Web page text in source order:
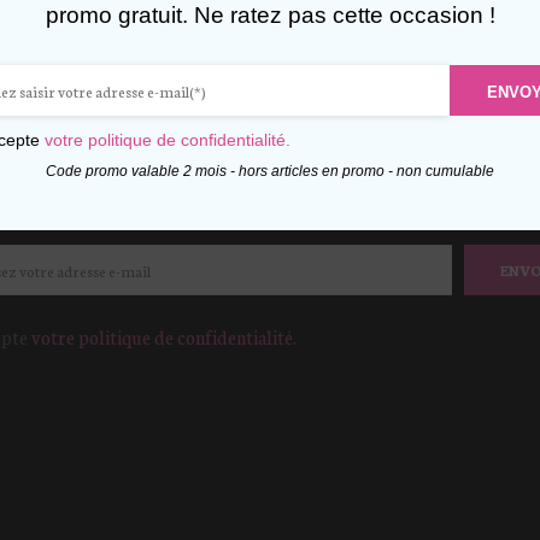
DE 10% DE
adresse mail dès maintenant pour recevoir un code
Hors promotion – non cumulable
votre politique de confidentialité.
promo gratuit. Ne ratez pas cette occasion !
votre politique de confidentialité.
Code promo valable 2 mois - hors articles en promo - non cumulable